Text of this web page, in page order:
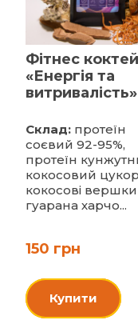
Фітнес
«Енергія та
витривалість»
Склад: протеїн
соєвий 92-95%,
протеїн
кокосовий
кокосові вершки
гуарана харчо...
150 грн
Купити